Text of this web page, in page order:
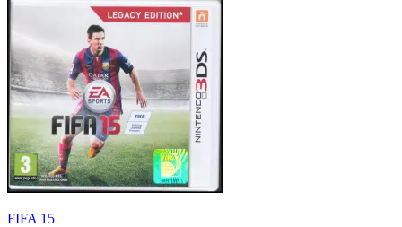
FIFA 15